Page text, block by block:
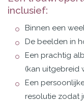
inclusief:
Binnen een
De beelden in
Een prachtig
(kan uitgebreid
Een
resolutie zodat